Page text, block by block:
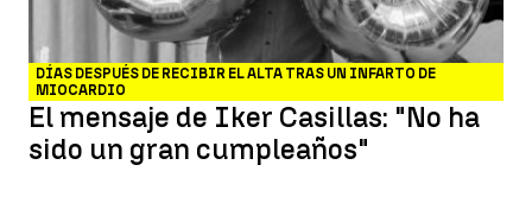
DÍAS DESPUÉS DE RECIBIR EL ALTA TRAS UN INFARTO DE
MIOCARDIO
El mensaje de Iker Casillas: "No ha
sido un gran cumpleaños"